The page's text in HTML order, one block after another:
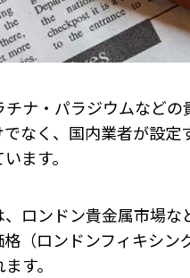
ナ・パラジウムなど
なく、国内業者が設
ます。
ロンドン貴金属市場
（ロンドンフィキシ
す。